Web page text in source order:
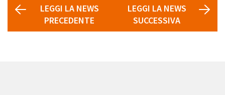
LEGGI LA NEWS
PRECEDENTE
LEGGI LA NEWS
SUCCESSIVA